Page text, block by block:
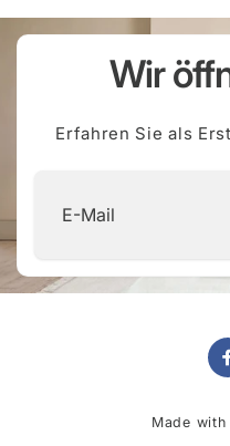
Wir
Erfahren Sie als
Mail
Made with